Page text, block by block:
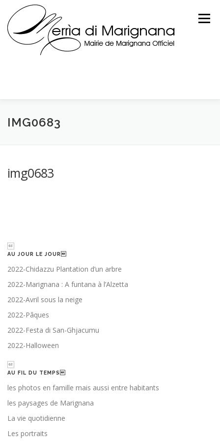
content
Menu
IMG0683
img0683
AU JOUR LE JOUR
2022-Chidazzu Plantation d’un arbre
2022-Marignana : A funtana à l’Alzetta
2022-Avril sous la neige
2022-Pâques
2022-Festa di San-Ghjacumu
2022-Halloween
AU FIL DU TEMPS
les photos en famille mais aussi entre habitants
les paysages de Marignana
La vie quotidienne
Les portraits